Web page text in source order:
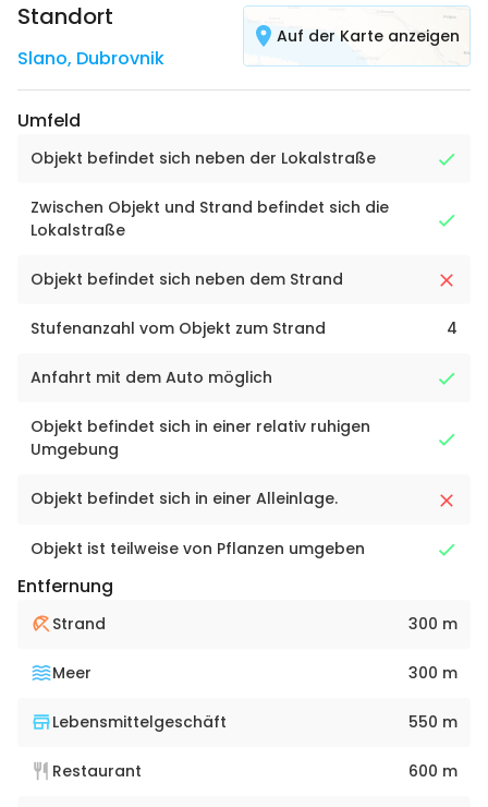
Standort
Slano, Dubrovnik
Auf der Karte anzeigen
Umfeld
Objekt befindet sich neben der Lokalstraße
Zwischen Objekt und Strand befindet sich die
Lokalstraße
Objekt befindet sich neben dem Strand
Stufenanzahl vom Objekt zum Strand 4
Anfahrt mit dem Auto möglich
Objekt befindet sich in einer relativ ruhigen
Umgebung
Objekt befindet sich in einer Alleinlage.
Objekt ist teilweise von Pflanzen umgeben
Entfernung
Strand 300 m
Meer 300 m
Lebensmittelgeschäft 550 m
Restaurant 600 m